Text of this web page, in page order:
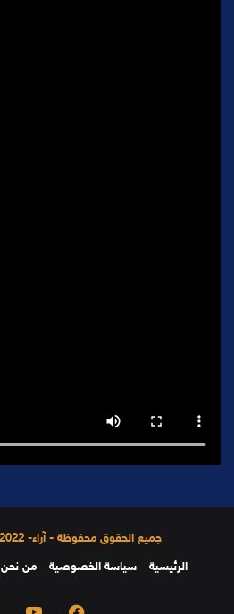
جميع الحقوق محفوظة - آراء- 2022 www.arra2.com
الرئيسية
سياسة الخصوصية من نحن